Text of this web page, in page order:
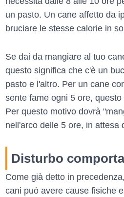
un pasto. Un cane affetto da
bruciare le stesse calorie in
Se dai da mangiare al tuo
questo significa che c'è un
pasto e l'altro. Per un cane
sente fame ogni 5 ore,
Per questo motivo dovrà
nell'arco delle 5 ore, in attesa
Disturbo
Come già detto in
cani può avere cause fisiche